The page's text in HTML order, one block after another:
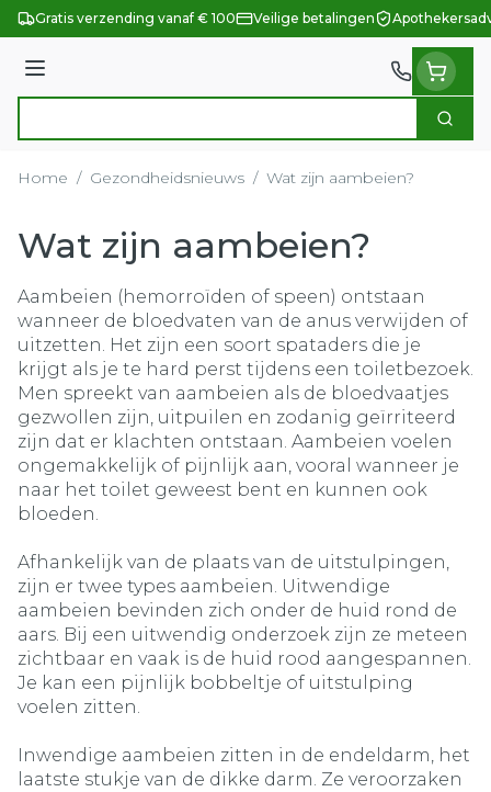
Ga naar de inhoud
Gratis verzending vanaf € 100 Veilige betalingen
Menu
Zoek
Home / Gezondheidsnieuws / Wat zijn aambeien?
Wat zijn aambeien?
Aambeien (hemorroïden of speen) ontstaan
wanneer de bloedvaten van de anus verwijden of
uitzetten. Het zijn een soort spataders die je
krijgt als je te hard perst tijdens een toiletbezoek.
Men spreekt van aambeien als de bloedvaatjes
gezwollen zijn, uitpuilen en zodanig geïrriteerd
zijn dat er klachten ontstaan. Aambeien voelen
ongemakkelijk of pijnlijk aan, vooral wanneer je
naar het toilet geweest bent en kunnen ook
bloeden.
Afhankelijk van de plaats van de uitstulpingen,
zijn er twee types aambeien. Uitwendige
aambeien bevinden zich onder de huid rond de
aars. Bij een uitwendig onderzoek zijn ze meteen
zichtbaar en vaak is de huid rood aangespannen.
Je kan een pijnlijk bobbeltje of uitstulping
voelen zitten.
Inwendige aambeien zitten in de endeldarm, het
laatste stukje van de dikke darm. Ze veroorzaken